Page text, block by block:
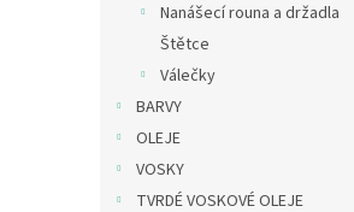
Nanášecí rouna a držadla
Štětce
Válečky
BARVY
OLEJE
VOSKY
TVRDÉ VOSKOVÉ OLEJE